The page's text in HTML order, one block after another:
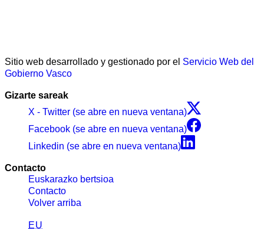
Sitio web desarrollado y gestionado por el Servicio Web del
Gobierno Vasco
Gizarte sareak
X - Twitter (se abre en nueva ventana)
Facebook (se abre en nueva ventana)
Linkedin (se abre en nueva ventana)
Contacto
Euskarazko bertsioa
Contacto
Volver arriba
EU